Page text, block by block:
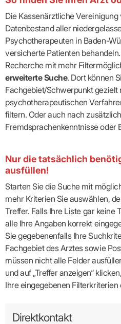
Die Kassenärztliche
Datenbestand aller
Psychotherapeuten in Baden-
versicherte Patienten
Recherche mit mehr
erweiterte Suche. Dort können
Fachgebiet/Schwerpunkt gezielt
psychotherapeutischen
filtern. Oder auch nach
Fremdsprachenkenntnisse oder
Nur die tatsächlich
ausfüllen!
Starten Sie die Suche mit
mehr Kriterien Sie auswählen,
Treffer. Falls Ihre Liste gar keine
alle Ihre Angaben korrekt
Sie gegebenenfalls Ihre
Fachgebiet des Arztes sowie
müssen nicht alle Felder
und auf „Treffer anzeigen“
Ihre eingegebenen Filterkriterien
Direktkontakt